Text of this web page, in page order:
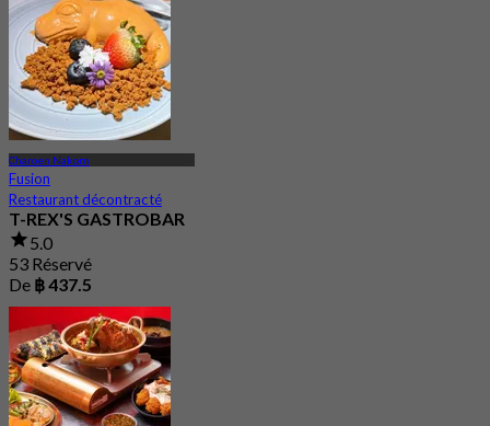
Charoen Nakorn
Fusion
Restaurant décontracté
T-REX'S GASTROBAR
5.0
53 Réservé
De ฿ 437.5